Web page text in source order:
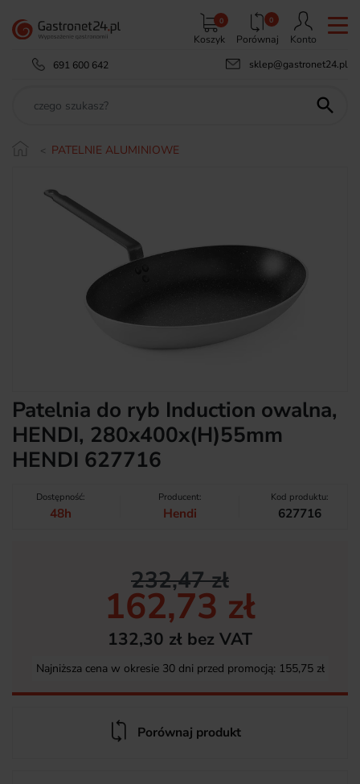
Koszyk
0 0
Porównaj
Konto
691 600 642
sklep@gastronet24.pl

PATELNIE ALUMINIOWE
Patelnia do ryb Induction owalna,
HENDI, 280x400x(H)55mm
HENDI 627716
Dostępność:
48h
Producent:
Hendi
Kod produktu:
627716
232,47 zł
162,73 zł
132,30 zł bez VAT
Najniższa cena w okresie 30 dni przed promocją: 155,75 zł
Porównaj produkt